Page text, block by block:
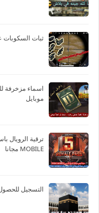
ثبات السكوبات
اسماء مزخرفة
موبايل
MOBILE مجانا
التسجيل